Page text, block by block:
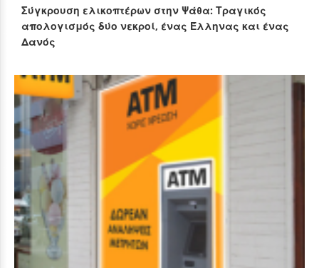
Σύγκρουση ελικοπτέρων στην Ψάθα: Τραγικός
απολογισμός δύο νεκροί, ένας Έλληνας και ένας
Δανός